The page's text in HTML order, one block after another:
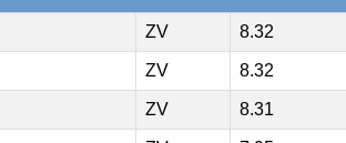
ZV 8.32
ZV 8.32
ZV 8.31